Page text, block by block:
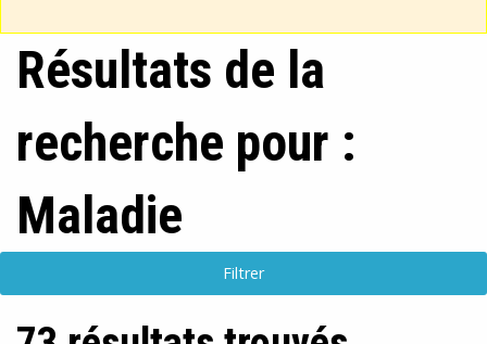
Résultats de la
recherche pour :
Maladie
Filtrer